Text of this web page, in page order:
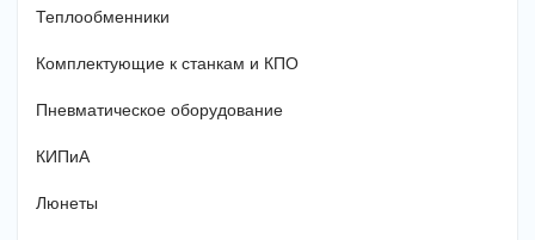
Теплообменники
Комплектующие к станкам и КПО
Пневматическое оборудование
КИПиА
Люнеты